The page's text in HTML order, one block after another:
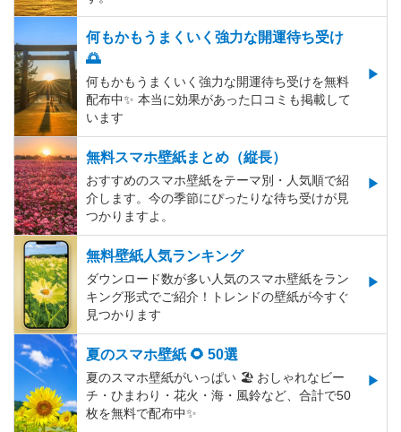
何もかもうまくいく強力な開運待ち受け
🌅
何もかもうまくいく強力な開運待ち受けを無料
配布中✨️ 本当に効果があった口コミも掲載して
います
無料スマホ壁紙まとめ（縦長）
おすすめのスマホ壁紙をテーマ別・人気順で紹
介します。今の季節にぴったりな待ち受けが見
つかりますよ。
無料壁紙人気ランキング
ダウンロード数が多い人気のスマホ壁紙をラン
キング形式でご紹介！トレンドの壁紙が今すぐ
見つかります
夏のスマホ壁紙 🌻 50選
夏のスマホ壁紙がいっぱい 🏖 おしゃれなビー
チ・ひまわり・花火・海・風鈴など、合計で50
枚を無料で配布中✨